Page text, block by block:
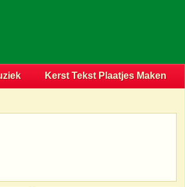
Kerst Tekst Plaatjes Maken